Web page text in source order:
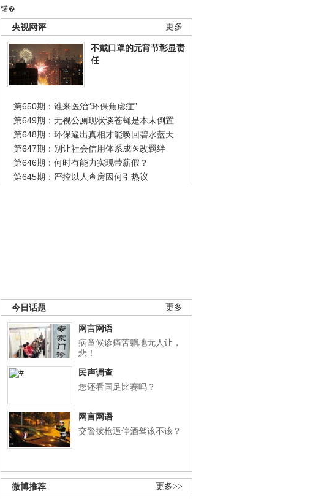
锘�
更多
央视网评
不戴口罩的元宵节彰显责
任
第650期：谁来医治“环保焦虑症”
第649期：无视公厕现状谈苍蝇是本末倒置
第648期：环保逼出真相才能唤回碧水蓝天
第647期：别让社会信用体系成医改羁绊
第646期：何时有能力实现带薪假？
第645期：严控以人查房因何引热议
更多
今日话题
网言网语
病童候诊痛苦躺地无人让，
悲！
民声调查
您还看国足比赛吗？
网言网语
交警拔枪逼停酒驾该不该？
更多>>
微博推荐